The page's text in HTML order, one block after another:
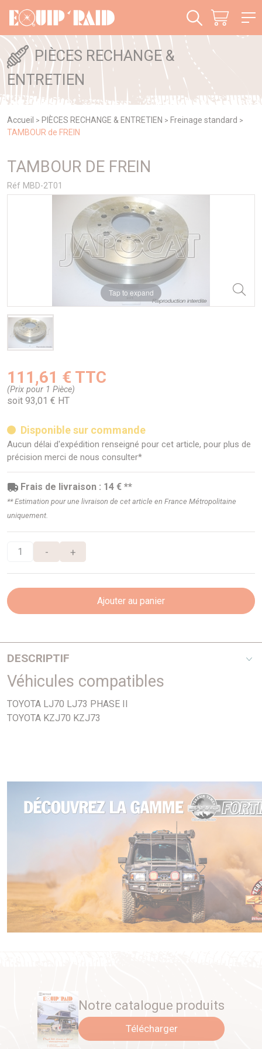
PIÈCES RECHANGE &
ENTRETIEN
Accueil > PIÈCES RECHANGE & ENTRETIEN > Freinage standard >
TAMBOUR de FREIN
TAMBOUR DE FREIN
Réf MBD-2T01
Tap to expand
111,61 € TTC
(Prix pour 1 Pièce)
soit 93,01 € HT
Disponible sur commande
Aucun délai d'expédition renseigné pour cet article, pour plus de
précision merci de nous consulter*
Frais de livraison : 14 € **
** Estimation pour une livraison de cet article en France Métropolitaine
uniquement.
- +
Ajouter au panier
DESCRIPTIF
Diamètre 255mm
Véhicules compatibles
TOYOTA LJ70 LJ73 PHASE II
TOYOTA KZJ70 KZJ73
Notre catalogue produits
Télécharger
Panneau de gestion des cookies